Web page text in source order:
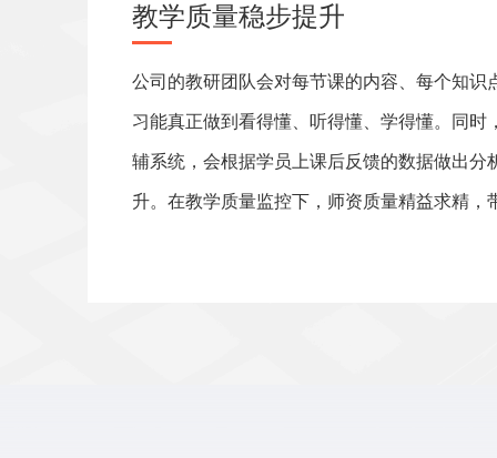
教学质量稳步提升
公司的教研团队会对每节课的内容、每个知识
习能真正做到看得懂、听得懂、学得懂。同时
辅系统，会根据学员上课后反馈的数据做出分
升。在教学质量监控下，师资质量精益求精，